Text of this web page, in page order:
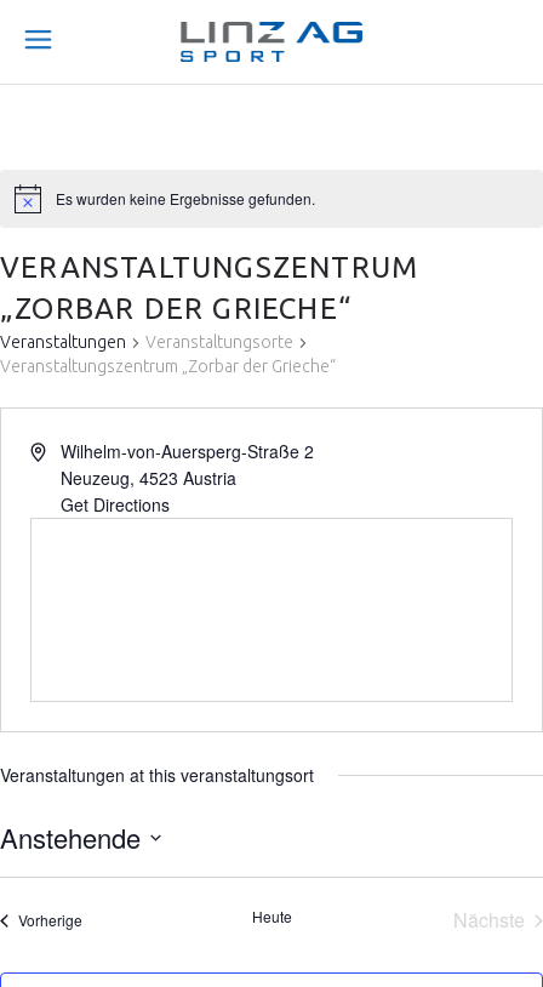
Es wurden keine Ergebnisse gefunden.
VERANSTALTUNGSZENTRUM
„ZORBAR DER GRIECHE“
Veranstaltungen
Veranstaltungsorte
Veranstaltungszentrum „Zorbar der Grieche“
Wilhelm-von-Auersperg-Straße 2
Neuzeug, 4523 Austria
Get Directions
Veranstaltungen at this veranstaltungsort
Anstehende
Datum
Vorherige Heute
Nächste